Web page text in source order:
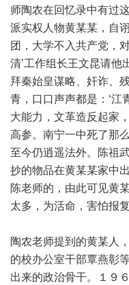
师陶农在回忆录中有过
派实权人物黄某某，自
团，大学不入共产党，
清’工作组长王文昆请他
拜秦始皇谋略、奸诈、
青，口口声声都是：‘江
大能力，文革造反起家
高参。南宁一中死了那
至今仍逍遥法外。陈祖
抄的物品在黄某某家中
陈老师的，由此可见黄
太多，为活命，害怕报
陶农老师提到的黄某人
的校办公室干部覃燕彰
出来的政治骨干。１９